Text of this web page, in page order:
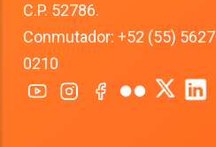
C.P. 52786.
Conmutador: +52 (55) 5627
0210